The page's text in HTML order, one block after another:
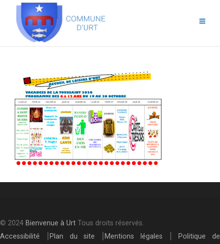
© 2024 Bienvenue à Urt Tous droits réservés.
Accessibilité
Plan du site Mentions légales
Politique de